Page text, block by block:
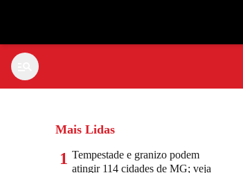
Mais Lidas
1 Tempestade e granizo podem
atingir 114 cidades de MG; veja